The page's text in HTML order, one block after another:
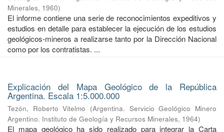
Minerales, 1960)
El informe contiene una serie de reconocimientos expeditivos y
estudios en detalle para establecer la ejecución de los estudios
geológicos-mineros a realizarse tanto por la Dirección Nacional
como por los contratistas. ...
Explicación del Mapa Geológico de la República
Argentina. Escala 1:5.000.000
Tezón, Roberto Vitelmo (Argentina. Servicio Geológico Minero
Argentino. Instituto de Geología y Recursos Minerales, 1964)
El mapa geológico ha sido realizado para integrar la Carta